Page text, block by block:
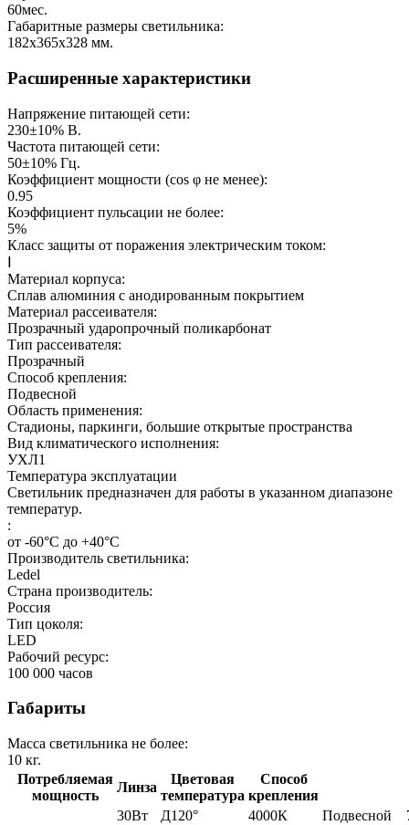
60мес.
Габаритные размеры светильника:
182х365х328 мм.
Расширенные характеристики
Напряжение питающей сети:
230±10% В.
Частота питающей сети:
50±10% Гц.
Коэффициент мощности (cos φ не менее):
0.95
Коэффициент пульсации не более:
5%
Класс защиты от поражения электрическим током:
Материал корпуса:
Сплав алюминия с анодированным покрытием
Материал рассеивателя:
Прозрачный ударопрочный поликарбонат
Тип рассеивателя:
Прозрачный
Способ крепления:
Подвесной
Область применения:
Стадионы, паркинги, большие открытые пространства
Вид климатического исполнения:
УХЛ1
Температура эксплуатации
Светильник предназначен для работы в указанном диапазоне
температур.
:
от -60°С до +40°С
Производитель светильника:
Ledel
Страна производитель:
Россия
Тип цоколя:
LED
Рабочий ресурс:
100 000 часов
Габариты
Масса светильника не более:
10 кг.
Потребляемая
мощность
Линза
Цветовая
температура
Способ
крепления
30Вт
Д120° 4000К Подвесной